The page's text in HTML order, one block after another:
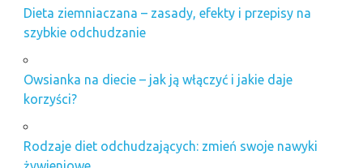
Dieta ziemniaczana – zasady, efekty i przepisy na
szybkie odchudzanie
Owsianka na diecie – jak ją włączyć i jakie daje
korzyści?
Rodzaje diet odchudzających: zmień swoje nawyki